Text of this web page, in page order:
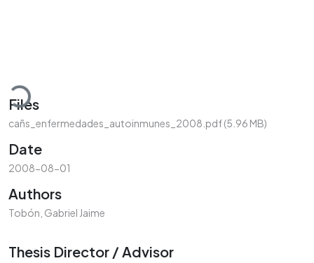
Files
cañs_enfermedades_autoinmunes_2008.pdf(5.96 MB)
Date
2008-08-01
Authors
Tobón, Gabriel Jaime
Thesis Director / Advisor